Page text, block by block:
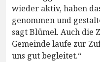
wieder aktiv, haben
genommen und
sagt Blümel. Auch die
Gemeinde laufe zur
uns gut begleitet.“